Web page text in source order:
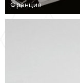
Франция